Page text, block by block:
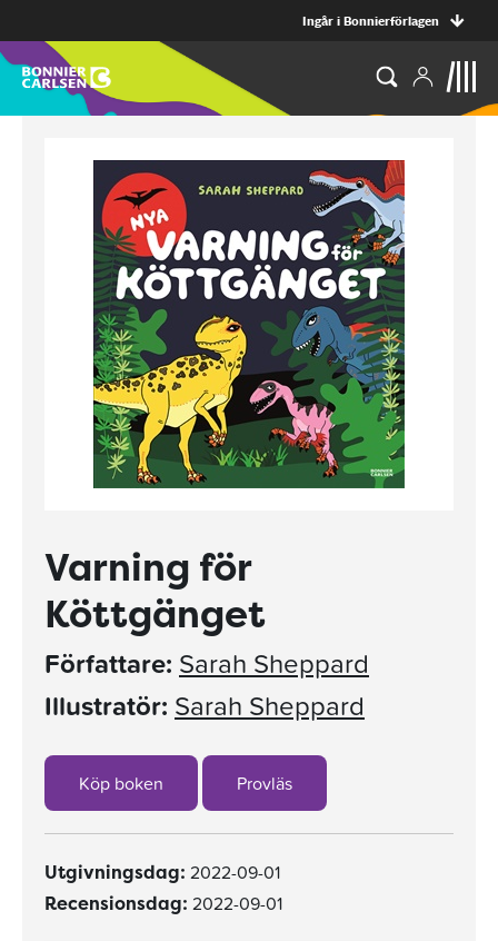
Ingår i Bonnierförlagen
Varning för
Köttgänget
Författare: Sarah Sheppard
Illustratör: Sarah Sheppard
Köp boken Provläs
Utgivningsdag: 2022-09-01
Recensionsdag: 2022-09-01